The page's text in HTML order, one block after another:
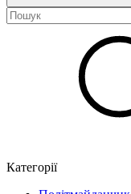
Категорії